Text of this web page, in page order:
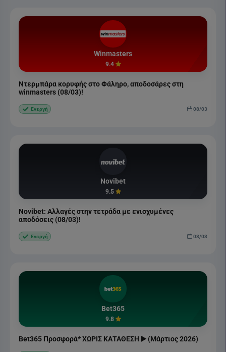
Winmasters
9.4
Ντερμπάρα κορυφής στο Φάληρο, αποδοσάρες στη
winmasters (08/03)!
Ενεργή 08/03
Novibet
9.5
Novibet: Αλλαγές στην τετράδα με ενισχυμένες
αποδόσεις (08/03)!
Ενεργή 08/03
Bet365
9.8
Bet365 Προσφορά* ΧΩΡΙΣ ΚΑΤΑΘΕΣΗ ▶️ (Μάρτιος 2026)